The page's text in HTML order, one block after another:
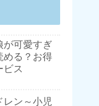
が可愛すぎ
める？お得
ビス
レン～小児